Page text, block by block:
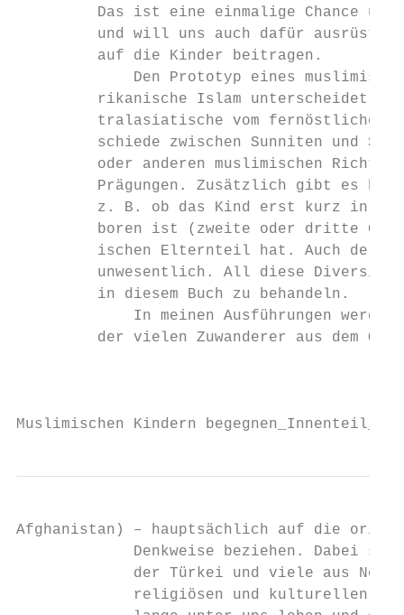
Das ist eine einmalige Chance und
und will uns auch dafür
         auf die Kinder beitragen.
Den Prototyp eines
rikanische Islam unterscheidet
tralasiatische vom fernöstlichen
schiede zwischen Sunniten und
oder anderen muslimischen
Prägungen. Zusätzlich gibt es
z. B. ob das Kind erst kurz in
boren ist (zweite oder dritte
ischen Elternteil hat. Auch der
unwesentlich. All diese
         in diesem Buch zu behandeln.
In meinen Ausführungen werde
der vielen Zuwanderer aus dem
Muslimischen Kindern
Afghanistan) – hauptsächlich auf die
Denkweise beziehen. Dabei
der Türkei und viele aus
religiösen und kulturellen